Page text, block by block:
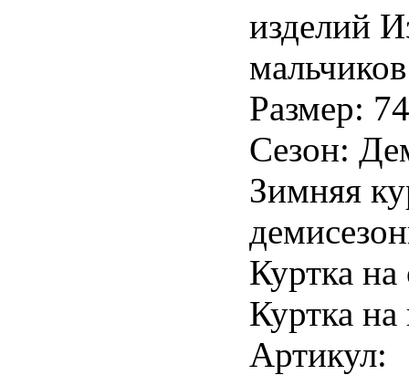
изделий
Размер:
Сезон:
Зимняя
Куртка
Куртка
Артикул: